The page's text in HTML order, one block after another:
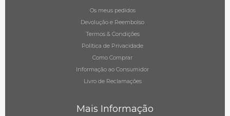
Os meus pedidos
Devolução e Reembolso
Termos & Condições
Política de Privacidade
Como Comprar
Informação ao Consumidor
Livro de Reclamações
Mais Informação